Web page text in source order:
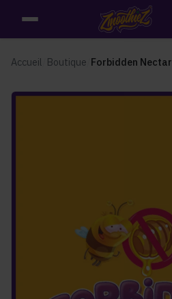
Accueil Boutique Forbidden Nectar